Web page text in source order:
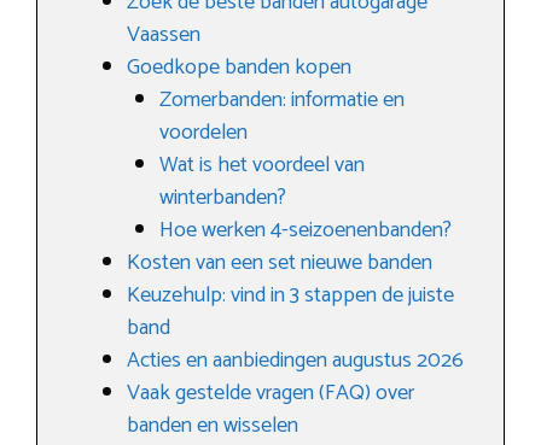
Vaassen
Goedkope banden kopen
Zomerbanden: informatie en
voordelen
Wat is het voordeel van
winterbanden?
Hoe werken 4-seizoenenbanden?
Kosten van een set nieuwe banden
Keuzehulp: vind in 3 stappen de juiste
band
Acties en aanbiedingen augustus 2026
Vaak gestelde vragen (FAQ) over
banden en wisselen